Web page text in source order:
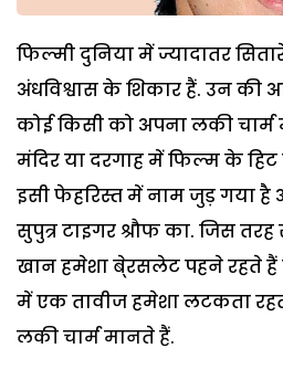
फिल्मी दुनिया में ज्यादातर
अंधविश्वास के शिकार हैं. उन की
कोई किसी को अपना लकी चार्म
मंदिर या दरगाह में फिल्म के हिट
इसी फेहरिस्त में नाम जुड़ गया है
सुपुत्र टाइगर श्रौफ का. जिस
खान हमेशा बे्रसलेट पहने रहते हैं
में एक तावीज हमेशा लटकता
लकी चार्म मानते हैं.